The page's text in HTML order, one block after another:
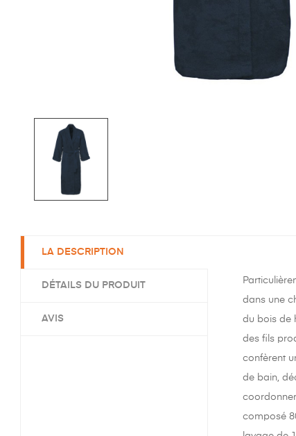
LA DESCRIPTION
DÉTAILS DU PRODUIT
AVIS
dans une
du bois de
des fils
confèrent
de bain,
composé